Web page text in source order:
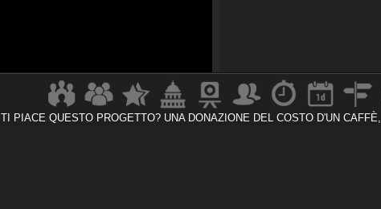
TI PIACE QUESTO PROGETTO? UNA DONAZIONE DEL COSTO D'UN CAFFÈ,